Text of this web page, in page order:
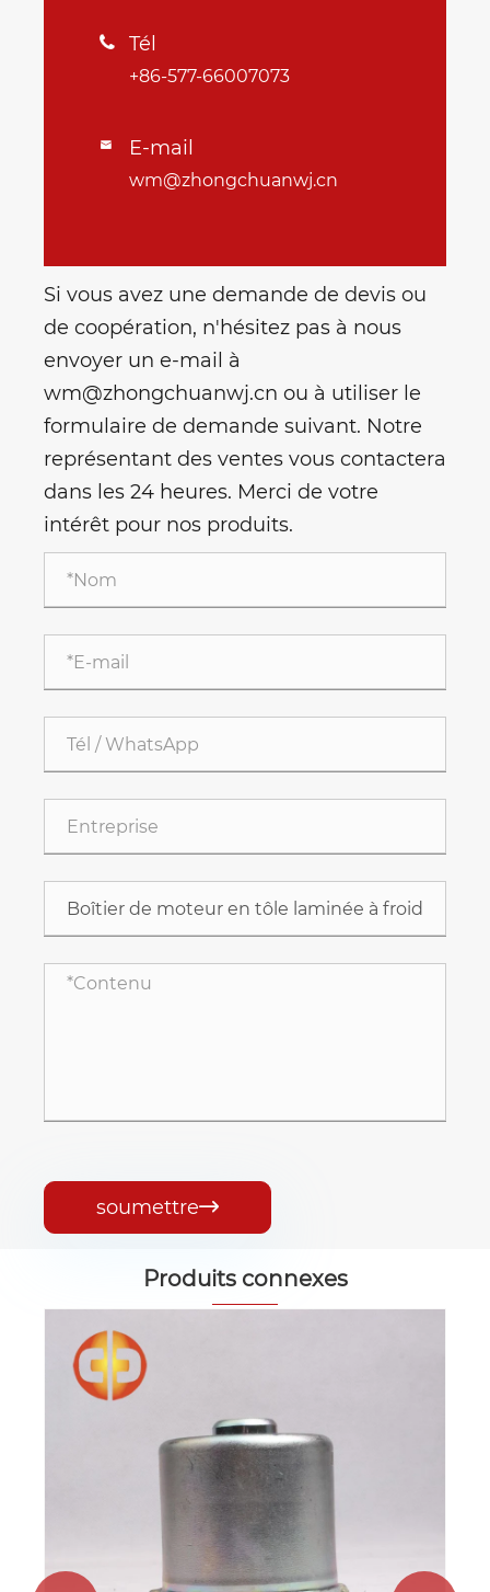
 Tél
+86-577-66007073
 E-mail
wm@zhongchuanwj.cn
Si vous avez une demande de devis ou
de coopération, n'hésitez pas à nous
envoyer un e-mail à
wm@zhongchuanwj.cn ou à utiliser le
formulaire de demande suivant. Notre
représentant des ventes vous contactera
dans les 24 heures. Merci de votre
intérêt pour nos produits.
soumettre
Produits connexes